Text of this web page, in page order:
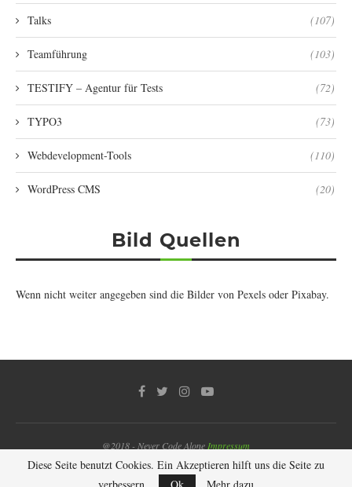
Talks (107)
Teamführung (103)
TESTIFY – Agentur für Tests (72)
TYPO3 (73)
Webdevelopment-Tools (110)
WordPress CMS (20)
Bild Quellen
Wenn nicht weiter angegeben sind die Bilder von Pexels oder Pixabay.
@2018 - Never Code Alone Impressum
NACH OBEN
Diese Seite benutzt Cookies. Ein Akzeptieren hilft uns die Seite zu